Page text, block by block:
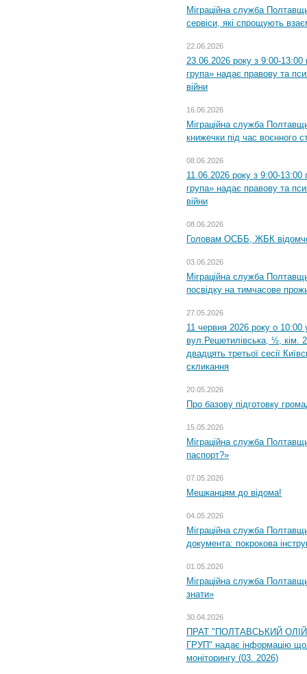
Міграційна служба
сервіси, які спрощують
22.06.2026
23.06.2026 року з 9:00-13:00
група» надає правову та
війни
16.06.2026
Міграційна служба
книжечки під час воєнного
08.06.2026
11.06.2026 року з 9:00-13:00
група» надає правову та
війни
08.06.2026
Головам ОСББ, ЖБК
03.06.2026
Міграційна служба
посвідку на тимчасове
27.05.2026
11 червня 2026 року о 10:00
вул.Решетилівська, ½, кім.
двадцять третьої сесії
скликання
20.05.2026
Про базову підготовку
15.05.2026
Міграційна служба
паспорт?»
07.05.2026
Мешканцям до відома!
04.05.2026
Міграційна служба
документа: покрокова
01.05.2026
Міграційна служба
знати»
30.04.2026
ПРАТ "ПОЛТАВСЬКИЙ
ГРУП" надає інформацію
моніторингу (03. 2026)